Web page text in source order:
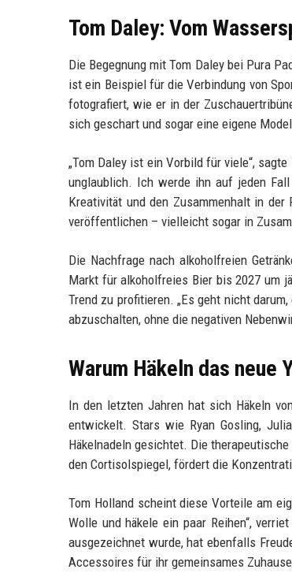
Tom Daley: Vom
Die Begegnung mit Tom Daley bei Pura
ist ein Beispiel für die Verbindung von
fotografiert, wie er in der
sich geschart und sogar eine eigene
„Tom Daley ist ein Vorbild für viele“,
unglaublich. Ich werde ihn auf jeden
Kreativität und den Zusammenhalt in
veröffentlichen – vielleicht sogar in
Die Nachfrage nach alkoholfreien
Markt für alkoholfreies Bier bis 2027 um
Trend zu profitieren. „Es geht nicht
abzuschalten, ohne die negativen
Warum Häkeln das neue
In den letzten Jahren hat sich Häkeln
entwickelt. Stars wie Ryan Gosling,
Häkelnadeln gesichtet. Die
den Cortisolspiegel, fördert die
Tom Holland scheint diese Vorteile am
Wolle und häkele ein paar Reihen“,
ausgezeichnet wurde, hat ebenfalls
Accessoires für ihr gemeinsames